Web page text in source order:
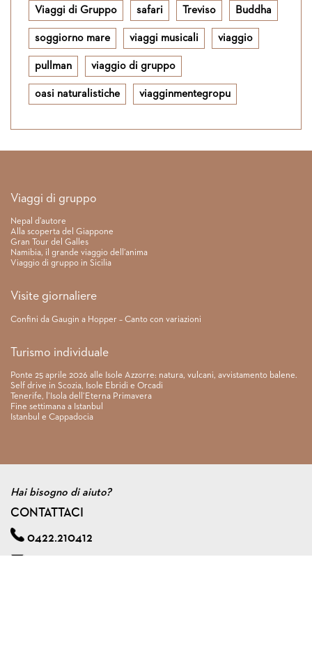
Viaggi di Gruppo safari Treviso Buddha
soggiorno mare viaggi musicali viaggio
pullman viaggio di gruppo
oasi naturalistiche viagginmentegropu
Link rapidi
Viaggi di gruppo
Nepal d’autore
Alla scoperta del Giappone
Gran Tour del Galles
Namibia, il grande viaggio dell’anima
Viaggio di gruppo in Sicilia
Visite giornaliere
Confini da Gaugin a Hopper – Canto con variazioni
Turismo individuale
Ponte 25 aprile 2026 alle Isole Azzorre: natura, vulcani, avvistamento balene.
Self drive in Scozia, Isole Ebridi e Orcadi
Tenerife, l’Isola dell’Eterna Primavera
Fine settimana a Istanbul
Istanbul e Cappadocia
Hai bisogno di aiuto?
CONTATTACI
0422.210412